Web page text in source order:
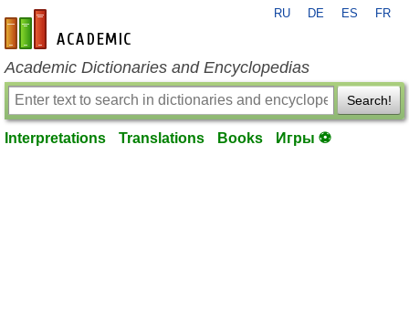
en-academic.com
RU DE ES FR
Academic Dictionaries and Encyclopedias
Search!
Interpretations Translations Books Игры ⚽